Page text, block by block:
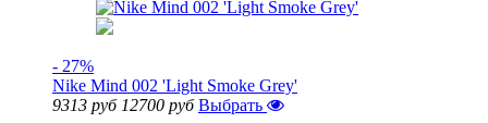
- 27%
Nike Mind 002 'Light Smoke Grey'
9313 руб 12700 руб Выбрать